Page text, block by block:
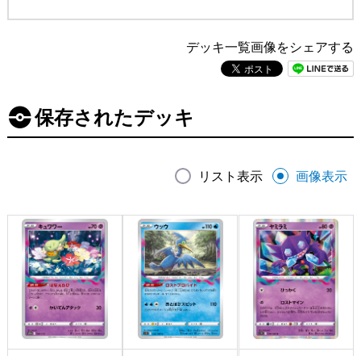
デッキ一覧画像をシェアする
保存されたデッキ
リスト表示 画像表示